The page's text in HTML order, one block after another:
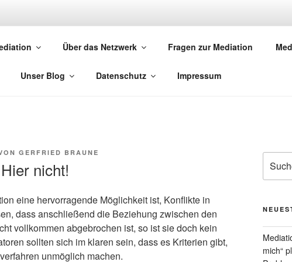
Über das Netzwerk Fragen zur Mediation
Unser Blog Datenschutz Impressum
GERFRIED BRAUNE
nicht!
eine hervorragende Möglichkeit ist, Konflikte in
dass anschließend die Beziehung zwischen den
vollkommen abgebrochen ist, so ist sie doch kein
sollten sich im klaren sein, dass es Kriterien gibt,
unmöglich machen.
nach:
mich“